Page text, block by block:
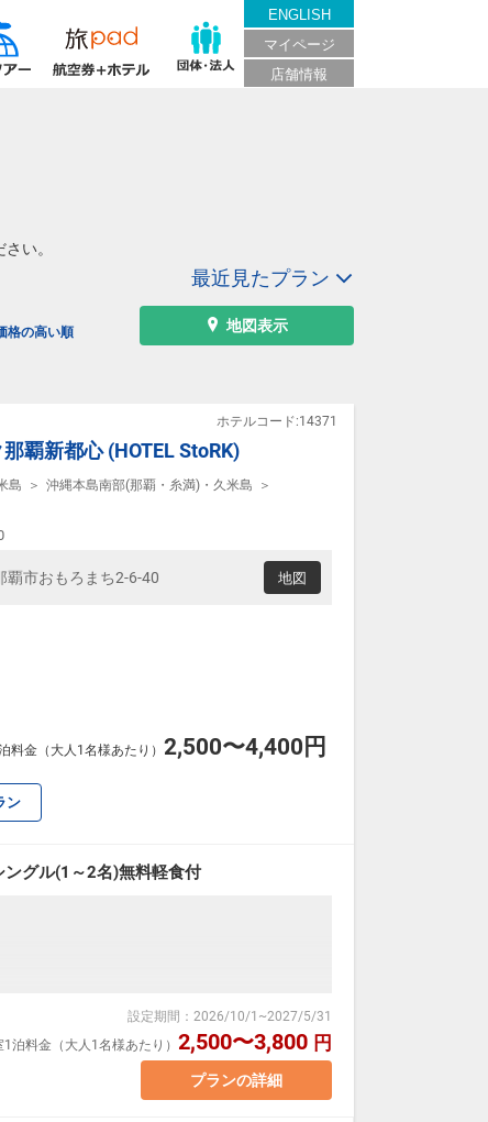
ENGLISH
マイページ
店舗情報
い。
最近見たプラン
地図表示
格の高い順
覇新都心 (HOTEL StoRK)
ホテルコード:14371
島
沖縄本島南部(那覇・糸満)・久米島
覇市おもろまち2-6-40 地図
料金（大人1名様あたり） 2,500〜4,400円
ン
グル(1～2名)無料軽食付
なり、7平米のコンパクトなスペース内の
くタイプのお部屋となります。
をご確認の上お申込をお願い致します。
だきます（床上からの高さは約2ｍ）
設定期間 ： 2026/10/1 ~2027/5/31
泊料金（大人1名様あたり） 2,500〜3,800 円
プランの詳細